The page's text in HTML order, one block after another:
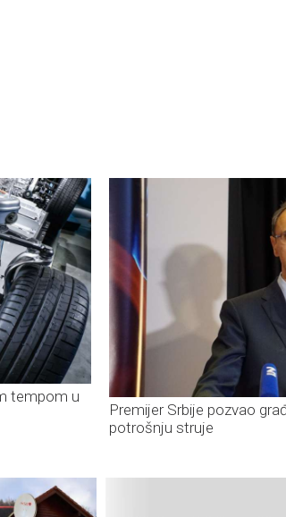
tempom u
Premijer Srbije pozvao
potrošnju struje